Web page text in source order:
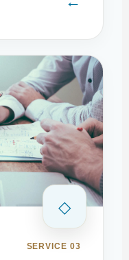
◇
SERVICE 03